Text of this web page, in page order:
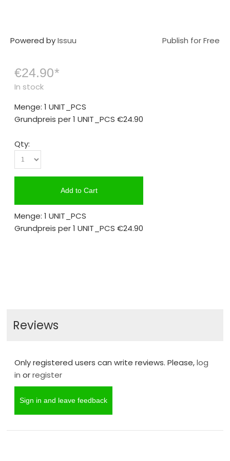
Powered byIssuu Publish for Free
€24.90*
In stock
Menge: 1 UNIT_PCS
Grundpreis per 1 UNIT_PCS€24.90
Qty:
Add to Cart
Menge: 1 UNIT_PCS
Grundpreis per 1 UNIT_PCS€24.90
Reviews
Only registered users can write reviews. Please,log
in orregister
Sign in and leave feedback